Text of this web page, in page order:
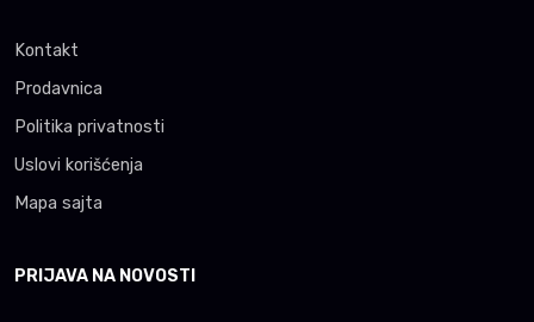
Kontakt
Prodavnica
Politika privatnosti
Uslovi korišćenja
Mapa sajta
PRIJAVA NA NOVOSTI